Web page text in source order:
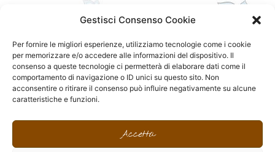
Gestisci Consenso Cookie
Per fornire le migliori esperienze, utilizziamo tecnologie come i cookie
per memorizzare e/o accedere alle informazioni del dispositivo. Il
consenso a queste tecnologie ci permetterà di elaborare dati come il
comportamento di navigazione o ID unici su questo sito. Non
acconsentire o ritirare il consenso può influire negativamente su alcune
caratteristiche e funzioni.
Accetta
seguici sui social
F
I
n
P
i
F